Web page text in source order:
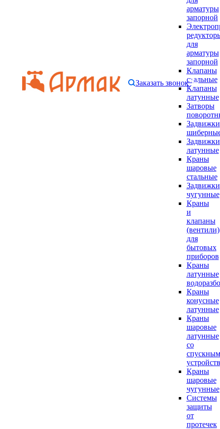
арматуры
запорной
для
арматуры
запорной
Клапаны
стальные
Клапаны
латунные
Затворы
Задвижки
Задвижки
латунные
Краны
шаровые
стальные
Задвижки
чугунные
Краны
и
клапаны
(вентили)
для
бытовых
приборов
Краны
латунные
Краны
конусные
латунные
Краны
шаровые
латунные
со
спускным
Краны
шаровые
чугунные
Системы
защиты
от
протечек
Заказать звонок